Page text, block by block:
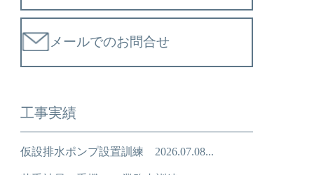
メールでのお問合せ
工事実績
仮設排水ポンプ設置訓練 2026.07.08...